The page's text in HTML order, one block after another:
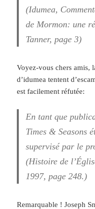
(Idumea,
de Mormon: une
Tanner, page 3)
Voyez-vous chers amis,
d’idumea tentent
est facilement réfutée:
En tant que
Times & Seasons
supervisé par le
(Histoire de
1997, page 248.)
Remarquable ! Joseph